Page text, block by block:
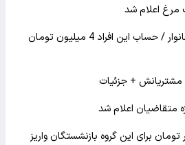
مرغ اعلام شد
خبر مهم برای سرپرستان خانوار / حساب این افراد 4 میلیون تومان
مشتریانش + جزئیات
متقاضیان اعلام شد
میلیون و ۲۵۰ هزار تومان برای این گروه بازنشستگان واریز